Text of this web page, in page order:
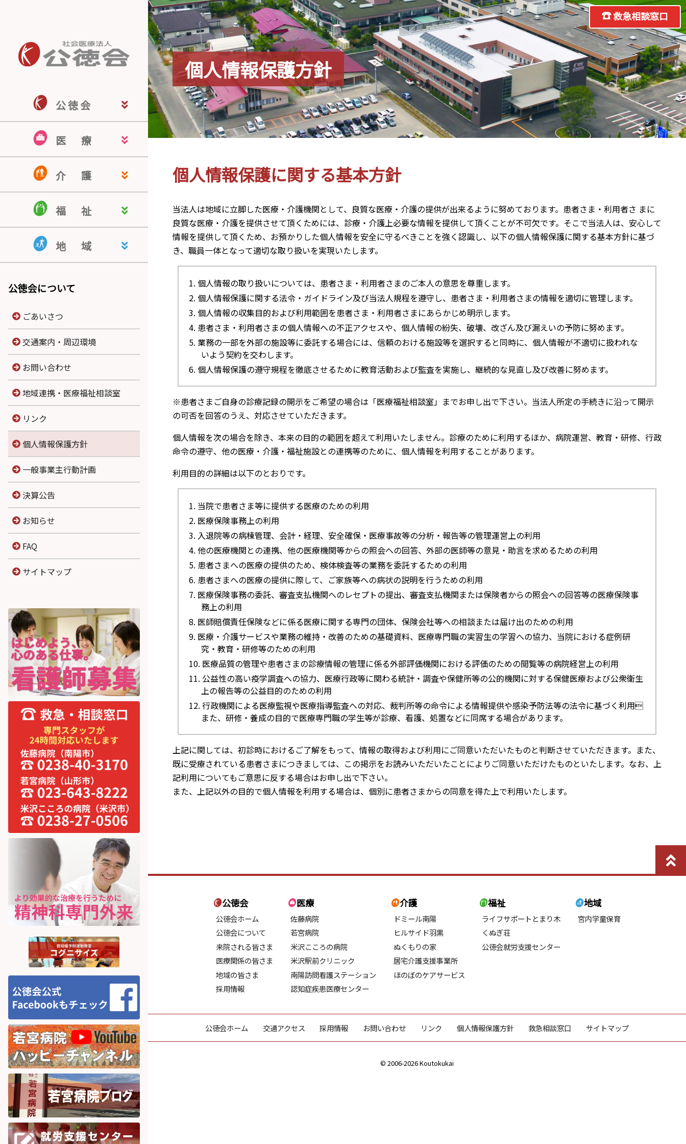
公 徳 会
公徳会ホーム
公徳会について
来院される皆さま
医療関係の皆さま
地域の皆さま
採用情報
医 療
佐藤病院
若宮病院
米沢こころの病院
米沢駅前クリニック
南陽訪問看護ステーション
認知症疾患医療センター
介 護
介護老人保健施設 ドミール南陽
介護付有料老人ホーム ヒルサイ
ド羽黒
認知症対応型共同生活介護 ぬく
もりの家
居宅介護支援事業所
ほのぼのケアサービス
福 祉
地域活動支援センター・指定相
談支援事業所 ライフサポートと
まり木
共同生活援助事業所 くぬぎ荘
就労継続支援B型事業所 公徳会
就労支援センター
地 域
公徳会について
ごあいさつ
交通案内・周辺環境
お問い合わせ
地域連携・医療福祉相談室
リンク
個人情報保護方針
一般事業主行動計画
決算公告
お知らせ
FAQ
サイトマップ
救急相談窓口
個人情報保護方針
個人情報保護に関する基本方針
当法人は地域に立脚した医療・介護機関として、良質な医療・介護の提供が出来るように努めております。患者さま・利用者さ まに
良質な医療・介護を提供させて頂くためには、診療・介護上必要な情報を提供して頂くことが不可欠です。そこで当法人は、安心して
情報を提供して頂くため、お預かりした個人情報を安全に守るべきことを強く認識し、以下の個人情報保護に関する基本方針に基づ
き、職員一体となって適切な取り扱いを実現いたします。
個人情報の取り扱いについては、患者さま・利用者さまのご本人の意思を尊重します。
個人情報保護に関する法令・ガイドライン及び当法人規程を遵守し、患者さま・利用者さまの情報を適切に管理します。
個人情報の収集目的および利用範囲を患者さま・利用者さまにあらかじめ明示します。
患者さま・利用者さまの個人情報への不正アクセスや、個人情報の紛失、破壊、改ざん及び漏えいの予防に努めます。
業務の一部を外部の施設等に委託する場合には、信頼のおける施設等を選択すると同時に、個人情報が不適切に扱われな
いよう契約を交わします。
個人情報保護の遵守規程を徹底させるために教育活動および監査を実施し、継続的な見直し及び改善に努めます。
※患者さまご自身の診療記録の開示をご希望の場合は「医療福祉相談室」までお申し出で下さい。当法人所定の手続きに沿って開示
の可否を回答のうえ、対応させていただきます。
個人情報を次の場合を除き、本来の目的の範囲を超えて利用いたしません。診療のために利用するほか、病院運営、教育・研修、行政
命令の遵守、他の医療・介護・福祉施設との連携等のために、個人情報を利用することがあります。
利用目的の詳細は以下のとおりです。
当院で患者さま等に提供する医療のための利用
医療保険事務上の利用
入退院等の病棟管理、会計・経理、安全確保・医療事故等の分析・報告等の管理運営上の利用
他の医療機関との連携、他の医療機関等からの照会への回答、外部の医師等の意見・助言を求めるための利用
患者さまへの医療の提供のため、検体検査等の業務を委託するための利用
患者さまへの医療の提供に際して、ご家族等への病状の説明を行うための利用
医療保険事務の委託、審査支払機関へのレセプトの提出、審査支払機関または保険者からの照会への回答等の医療保険事
務上の利用
医師賠償責任保険などに係る医療に関する専門の団体、保険会社等への相談または届け出のための利用
医療・介護サービスや業務の維持・改善のための基礎資料、医療専門職の実習生の学習への協力、当院における症例研
究・教育・研修等のための利用
医療品質の管理や患者さまの診療情報の管理に係る外部評価機関における評価のための閲覧等の病院経営上の利用
公益性の高い疫学調査への協力、医療行政等に関わる統計・調査や保健所等の公的機関に対する保健医療および公衆衛生
上の報告等の公益目的のための利用
行政機関による医療監視や医療指導監査への対応、裁判所等の命令による情報提供や感染予防法等の法令に基づく利用
また、研修・養成の目的で医療専門職の学生等が診療、看護、処置などに同席する場合があります。
上記に関しては、初診時におけるご了解をもって、情報の取得および利用にご同意いただいたものと判断させていただきます。また、
既に受療されている患者さまにつきましては、この掲示をお読みいただいたことによりご同意いただけたものといたします。なお、上
記利用についてもご意思に反する場合はお申し出で下さい。
また、上記以外の目的で個人情報を利用する場合は、個別に患者さまからの同意を得た上で利用いたします。
公徳会
公徳会ホーム
公徳会について
来院される皆さま
医療関係の皆さま
地域の皆さま
採用情報
医療
佐藤病院
若宮病院
米沢こころの病院
米沢駅前クリニック
南陽訪問看護ステーション
認知症疾患医療センター
介護
ドミール南陽
ヒルサイド羽黒
ぬくもりの家
居宅介護支援事業所
ほのぼのケアサービス
福祉
ライフサポートとまり木
くぬぎ荘
公徳会就労支援センター
地域
宮内学童保育
公徳会ホーム 交通アクセス 採用情報 お問い合わせ リンク 個人情報保護方針 救急相談窓口 サイトマップ
© 2006-2026 Koutokukai